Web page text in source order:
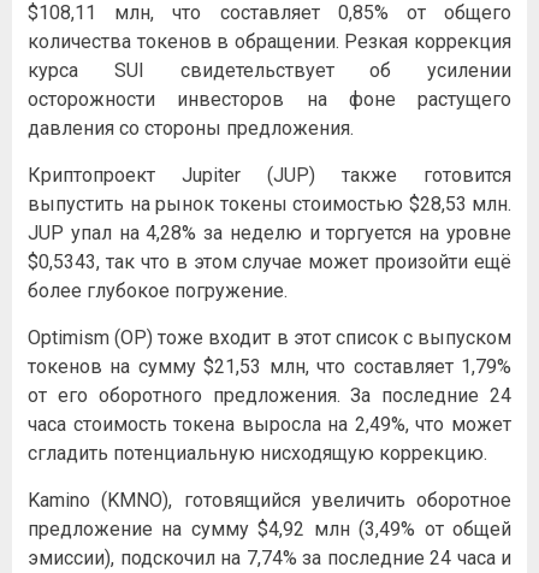
$108,11 млн, что составляет 0,85% от общего
количества токенов в обращении. Резкая коррекция
курса SUI свидетельствует об усилении
осторожности инвесторов на фоне растущего
давления со стороны предложения.
Криптопроект Jupiter (JUP) также готовится
выпустить на рынок токены стоимостью $28,53 млн.
JUP упал на 4,28% за неделю и торгуется на уровне
$0,5343, так что в этом случае может произойти ещё
более глубокое погружение.
Optimism (OP) тоже входит в этот список с выпуском
токенов на сумму $21,53 млн, что составляет 1,79%
от его оборотного предложения. За последние 24
часа стоимость токена выросла на 2,49%, что может
сгладить потенциальную нисходящую коррекцию.
Kamino (KMNO), готовящийся увеличить оборотное
предложение на сумму $4,92 млн (3,49% от общей
эмиссии), подскочил на 7,74% за последние 24 часа и